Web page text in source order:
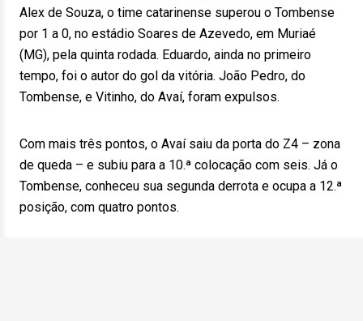
Alex de Souza, o time catarinense superou o Tombense
por 1 a 0, no estádio Soares de Azevedo, em Muriaé
(MG), pela quinta rodada. Eduardo, ainda no primeiro
tempo, foi o autor do gol da vitória. João Pedro, do
Tombense, e Vitinho, do Avaí, foram expulsos.
Com mais três pontos, o Avaí saiu da porta do Z4 – zona
de queda – e subiu para a 10.ª colocação com seis. Já o
Tombense, conheceu sua segunda derrota e ocupa a 12.ª
posição, com quatro pontos.